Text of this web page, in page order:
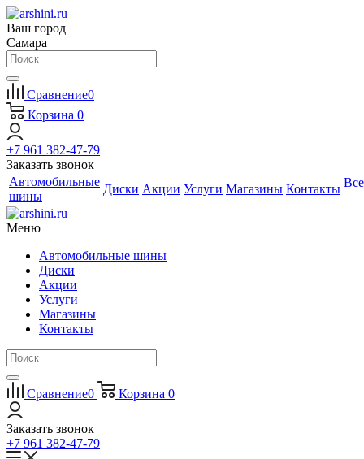
Ваш город
Самара
Сравнение0
Корзина 0
+7 961 382-47-79
Заказать звонок
Автомобильные
шины
Диски Акции Услуги Магазины Контакты Все
Меню
Автомобильные шины
Диски
Акции
Услуги
Магазины
Контакты
Сравнение0 Корзина 0
Заказать звонок
+7 961 382-47-79